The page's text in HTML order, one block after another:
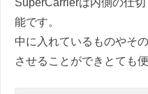
SuperCarrierは内側の仕
能です。
中に入れているものやそ
させることができとても便